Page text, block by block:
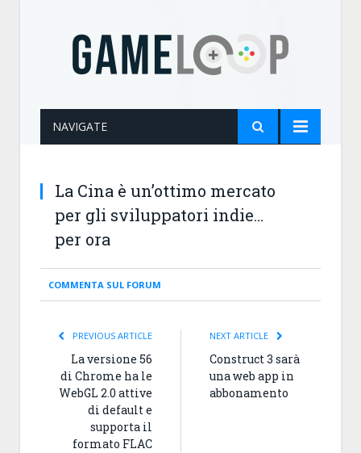
NAVIGATE
La Cina è un’ottimo mercato
per gli sviluppatori indie…
per ora
COMMENTA SUL FORUM
PREVIOUS ARTICLE
La versione 56
di Chrome ha le
WebGL 2.0 attive
di default e
supporta il
formato FLAC
NEXT ARTICLE
Construct 3 sarà
una web app in
abbonamento